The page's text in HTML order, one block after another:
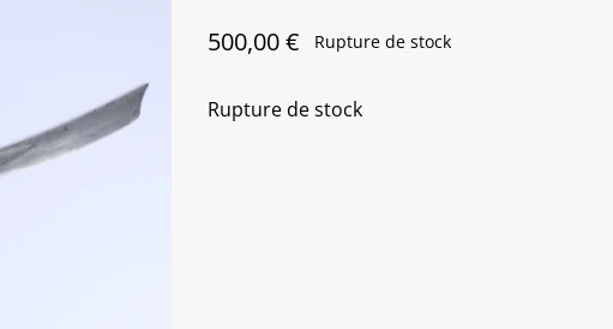
500,00€ Rupture de stock
Rupture de stock